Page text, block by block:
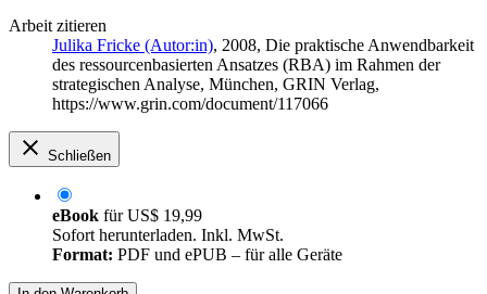
Arbeit zitieren
Julika Fricke (Autor:in), 2008, Die praktische Anwendbarkeit
des ressourcenbasierten Ansatzes (RBA) im Rahmen der
strategischen Analyse, München, GRIN Verlag,
https://www.grin.com/document/117066
Schließen
eBook fürUS$ 19,99
Sofort herunterladen. Inkl. MwSt.
Format: PDF und ePUB – für alle Geräte